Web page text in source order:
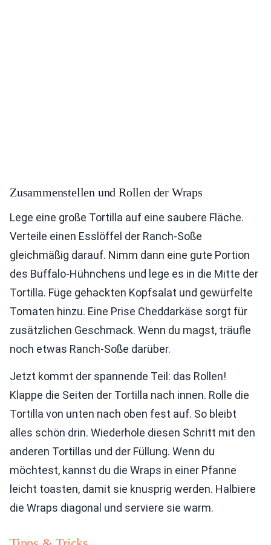
Zusammenstellen und Rollen der Wraps
Lege eine große Tortilla auf eine saubere Fläche.
Verteile einen Esslöffel der Ranch-Soße
gleichmäßig darauf. Nimm dann eine gute Portion
des Buffalo-Hühnchens und lege es in die Mitte der
Tortilla. Füge gehackten Kopfsalat und gewürfelte
Tomaten hinzu. Eine Prise Cheddarkäse sorgt für
zusätzlichen Geschmack. Wenn du magst, träufle
noch etwas Ranch-Soße darüber.
Jetzt kommt der spannende Teil: das Rollen!
Klappe die Seiten der Tortilla nach innen. Rolle die
Tortilla von unten nach oben fest auf. So bleibt
alles schön drin. Wiederhole diesen Schritt mit den
anderen Tortillas und der Füllung. Wenn du
möchtest, kannst du die Wraps in einer Pfanne
leicht toasten, damit sie knusprig werden. Halbiere
die Wraps diagonal und serviere sie warm.